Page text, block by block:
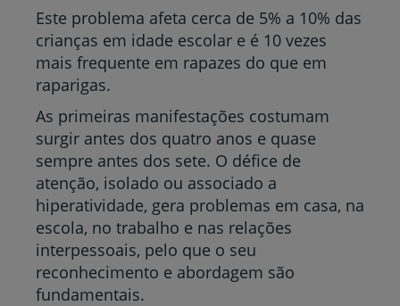
Este problema afeta cerca de 5% a 10% das
crianças em idade escolar e é 10 vezes
mais frequente em rapazes do que em
raparigas.
As primeiras manifestações costumam
surgir antes dos quatro anos e quase
sempre antes dos sete. O défice de
atenção, isolado ou associado a
hiperatividade, gera problemas em casa, na
escola, no trabalho e nas relações
interpessoais, pelo que o seu
reconhecimento e abordagem são
fundamentais.